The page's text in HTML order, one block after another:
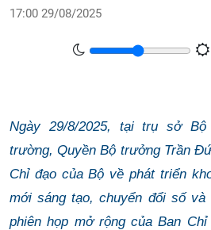
17:00 29/08/2025
Ngày 29/8/2025, tại trụ sở
trường, Quyền Bộ trưởng Trần
Chỉ đạo của Bộ về phát triển
mới sáng tạo, chuyển đổi số
phiên họp mở rộng của Ban